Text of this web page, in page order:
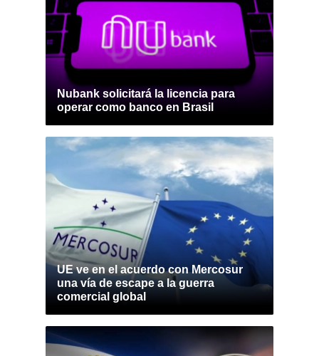
Nubank solicitará la licencia para
operar como banco en Brasil
UE ve en el acuerdo con Mercosur
una vía de escape a la guerra
comercial global